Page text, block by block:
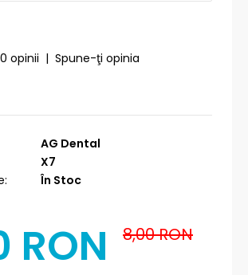
0 opinii | Spune-ţi opinia
AG Dental
X7
În Stoc
RON 8,00 RON